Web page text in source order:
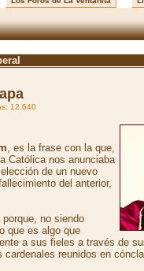
12.640
, es la frase con la que,
Católica nos anunciaba
de un nuevo
del anterior,
porque, no siendo
que es algo que
a sus fieles a través de
cardenales reunidos en